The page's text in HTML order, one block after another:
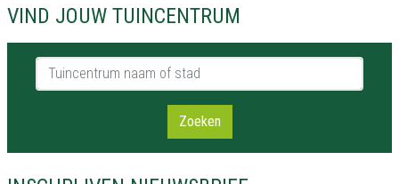
VIND JOUW TUINCENTRUM
Tuincentrum naam of stad
Zoeken